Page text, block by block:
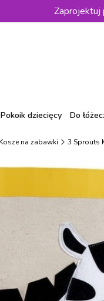
Zaprojektuj
Pokoik dziecięcy Do
Kosze na zabawki 3 Sprouts